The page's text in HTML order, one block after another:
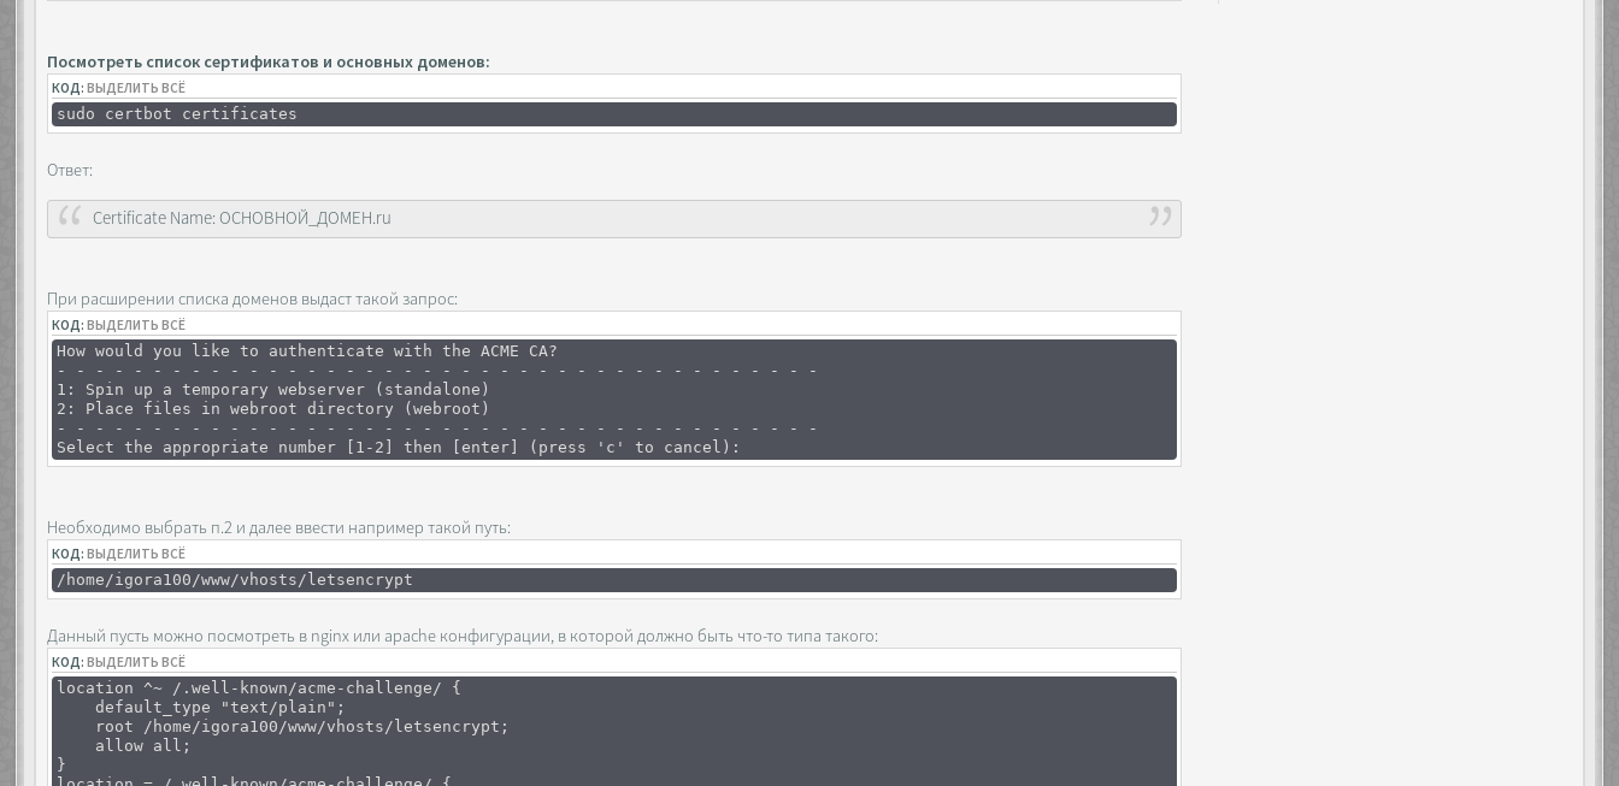
Посмотреть список сертификатов и основных доменов:
КОД:ВЫДЕЛИТЬ ВСЁ
sudo certbot certificates
Ответ:
Certificate Name: ОСНОВНОЙ_ДОМЕН.ru
При расширении списка доменов выдаст такой запрос:
КОД:ВЫДЕЛИТЬ ВСЁ
How would you like to authenticate with the ACME CA?
- - - - - - - - - - - - - - - - - - - - - - - - - - - - - - - - - - - - - - - -
1: Spin up a temporary webserver (standalone)
2: Place files in webroot directory (webroot)
- - - - - - - - - - - - - - - - - - - - - - - - - - - - - - - - - - - - - - - -
Select the appropriate number [1-2] then [enter] (press 'c' to cancel):
Необходимо выбрать п.2 и далее ввести например такой путь:
КОД:ВЫДЕЛИТЬ ВСЁ
/home/igora100/www/vhosts/letsencrypt
Данный пусть можно посмотреть в nginx или apache конфигурации, в которой должно быть что-то типа такого:
КОД:ВЫДЕЛИТЬ ВСЁ
location ^~ /.well-known/acme-challenge/ {
default_type "text/plain";
root /home/igora100/www/vhosts/letsencrypt;
allow all;
}